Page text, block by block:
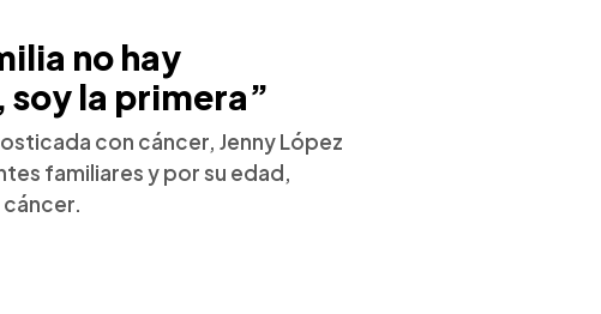
no hay
la primera”
con cáncer, Jenny López
familiares y por su edad,